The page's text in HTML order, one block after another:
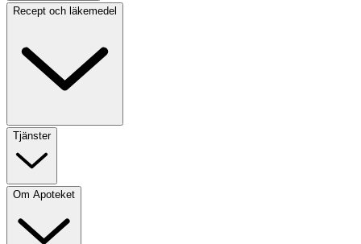
Recept och läkemedel
Tjänster
Om Apoteket